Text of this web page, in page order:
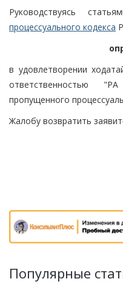
Руководствуясь
процессуального кодекса
в удовлетворении
ответственностью
пропущенного
Жалобу возвратить
Популярные